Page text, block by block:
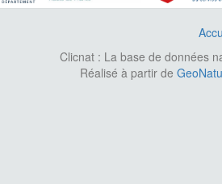
Clicnat : La base de données
Réalisé à partir de